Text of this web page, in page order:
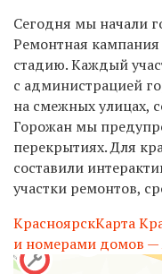
Сегодня мы начали
Ремонтная кампания
стадию. Каждый
с администрацией
на смежных улицах,
Горожан мы
перекрытиях. Для
составили
участки ремонтов,
КрасноярскКарта
и номерами домов —